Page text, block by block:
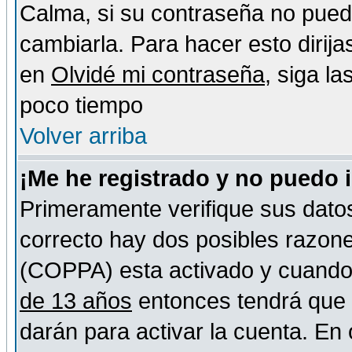
Calma, si su contraseña no
cambiarla. Para hacer esto
en Olvidé mi contraseña, siga
poco tiempo
Volver arriba
¡Me he registrado y no puedo
Primeramente verifique sus
correcto hay dos posibles
(COPPA) esta activado y
de 13 años entonces tendrá
darán para activar la cuenta.